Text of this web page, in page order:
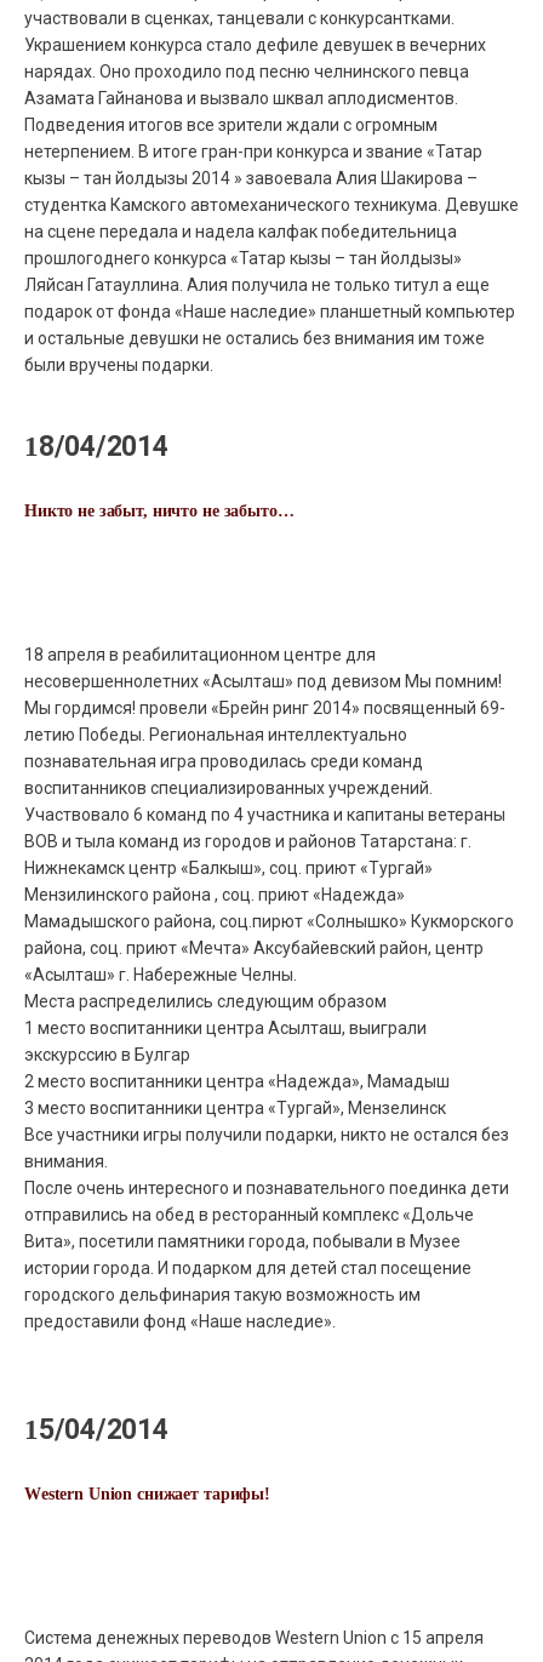
участвовали в сценках, танцевали с конкурсантками.
Украшением конкурса стало дефиле девушек в вечерних
нарядах. Оно проходило под песню челнинского певца
Азамата Гайнанова и вызвало шквал аплодисментов.
Подведения итогов все зрители ждали с огромным
нетерпением. В итоге гран-при конкурса и звание «Татар
кызы – тан йолдызы 2014 » завоевала Алия Шакирова –
студентка Камского автомеханического техникума. Девушке
на сцене передала и надела калфак победительница
прошлогоднего конкурса «Татар кызы – тан йолдызы»
Ляйсан Гатауллина. Алия получила не только титул а еще
подарок от фонда «Наше наследие» планшетный компьютер
и остальные девушки не остались без внимания им тоже
были вручены подарки.
18/04/2014
Никто не забыт, ничто не забыто…
18 апреля в реабилитационном центре для
несовершеннолетних «Асылташ» под девизом Мы помним!
Мы гордимся! провели «Брейн ринг 2014» посвященный 69-
летию Победы. Региональная интеллектуально
познавательная игра проводилась среди команд
воспитанников специализированных учреждений.
Участвовало 6 команд по 4 участника и капитаны ветераны
ВОВ и тыла команд из городов и районов Татарстана: г.
Нижнекамск центр «Балкыш», соц. приют «Тургай»
Мензилинского района , соц. приют «Надежда»
Мамадышского района, соц.пирют «Солнышко» Кукморского
района, соц. приют «Мечта» Аксубайевский район, центр
«Асылташ» г. Набережные Челны.
Места распределились следующим образом
1 место воспитанники центра Асылташ, выиграли
экскурссию в Булгар
2 место воспитанники центра «Надежда», Мамадыш
3 место воспитанники центра «Тургай», Мензелинск
Все участники игры получили подарки, никто не остался без
внимания.
После очень интересного и познавательного поединка дети
отправились на обед в ресторанный комплекс «Дольче
Вита», посетили памятники города, побывали в Музее
истории города. И подарком для детей стал посещение
городского дельфинария такую возможность им
предоставили фонд «Наше наследие».
15/04/2014
Western Union снижает тарифы!
Система денежных переводов Western Union с 15 апреля